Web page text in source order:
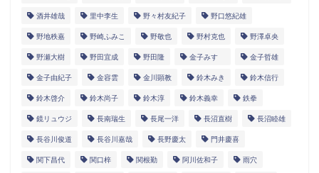
酒井雄哉 里中李生 野々村友紀子 野口悠紀雄
野地秩嘉 野崎ふみこ 野敬也 野村克也 野澤卓央
野瀬大樹 野田宜成 野田隆 金子みすゞ 金子哲雄
金子由紀子 金容雲 金川顕教 鈴木みき 鈴木信行
鈴木啓介 鈴木尚子 鈴木淳 鈴木義幸 鉄拳
鏡リュウジ 長南瑞生 長尾一洋 長沼直樹 長沼睦雄
長谷川俊道 長谷川嘉哉 長野慶太 門井慶喜
関下昌代 関口梓 関根勤 阿川佐和子 雨穴